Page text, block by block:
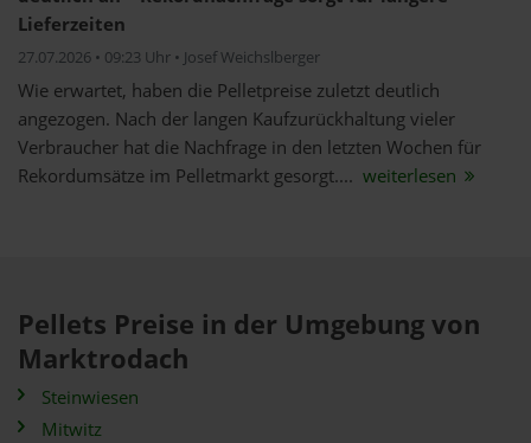
Lieferzeiten
27.07.2026 • 09:23 Uhr • Josef Weichslberger
Wie erwartet, haben die Pelletpreise zuletzt deutlich
angezogen. Nach der langen Kaufzurückhaltung vieler
Verbraucher hat die Nachfrage in den letzten Wochen für
Rekordumsätze im Pelletmarkt gesorgt.... weiterlesen
Pellets Preise in der Umgebung von
Marktrodach
Steinwiesen
Mitwitz